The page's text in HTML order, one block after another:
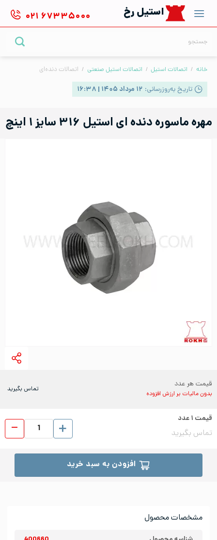
content
استیل رخ ۰۲۱ ۶۷۳۳۵۰۰۰
خانه / اتصالات استیل / اتصالات استیل صنعتی / اتصالات دنده‌ای
تاریخ به‌روزرسانی: ۱۲ مرداد ۱۴۰۵ | ۱۶:۳۸
مشخصات محصول
مهره ماسوره دنده ای استیل ۳۱۶ سایز ۱ اینچ
قیمت هر عدد
بدون مالیات بر ارزش افزوده
تماس بگیرید
قیمت ۱عدد
تماس بگیرید
افزودن به سبد خرید